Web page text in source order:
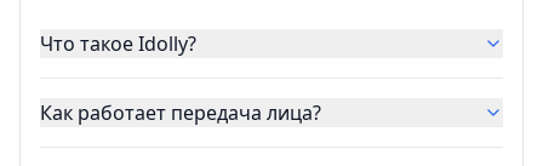
Что такое Idolly?
Как работает передача лица?